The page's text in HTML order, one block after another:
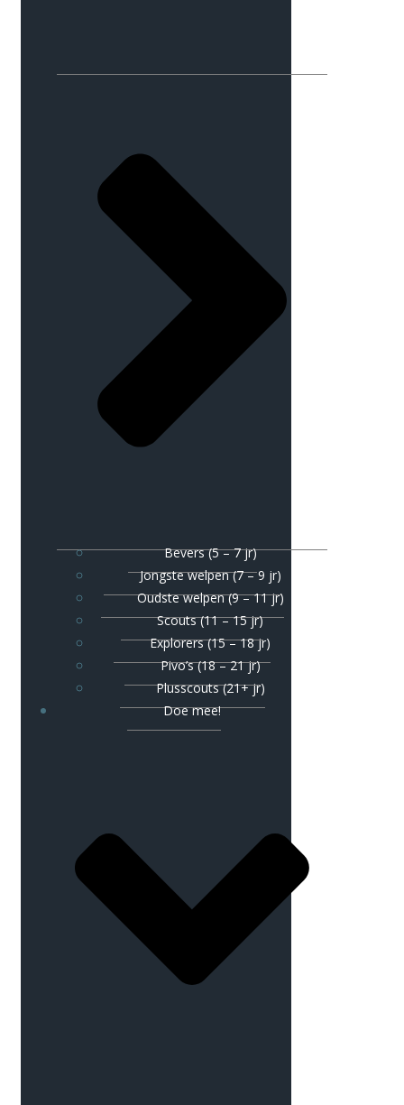
Bevers (5 – 7 jr)
Jongste welpen (7 – 9 jr)
Oudste welpen (9 – 11 jr)
Scouts (11 – 15 jr)
Explorers (15 – 18 jr)
Pivo’s (18 – 21 jr)
Plusscouts (21+ jr)
Doe mee!